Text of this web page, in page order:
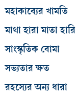
মহাকাব্যের খামতি
মাথা হারা মাতা হারি
সাংস্কৃতিক বোমা
সভ্যতার ক্ষত
রহস্যের অন্য ধারা